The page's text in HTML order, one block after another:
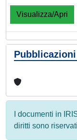
Visualizza/Apri
I documenti in
diritti sono